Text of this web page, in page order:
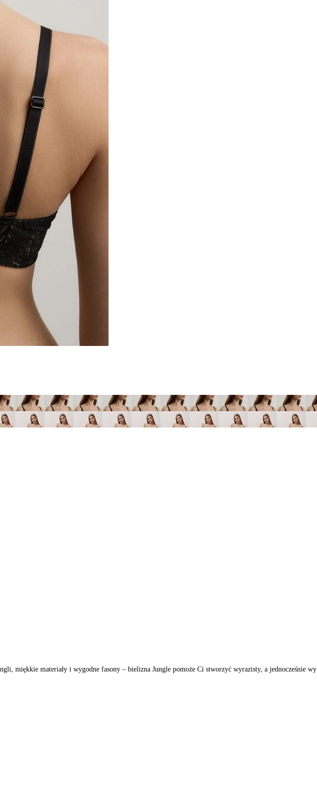
miękkie materiały i wygodne fasony – bielizna Jungle pomoże Ci stworzyć wyrazisty, a jednocześnie